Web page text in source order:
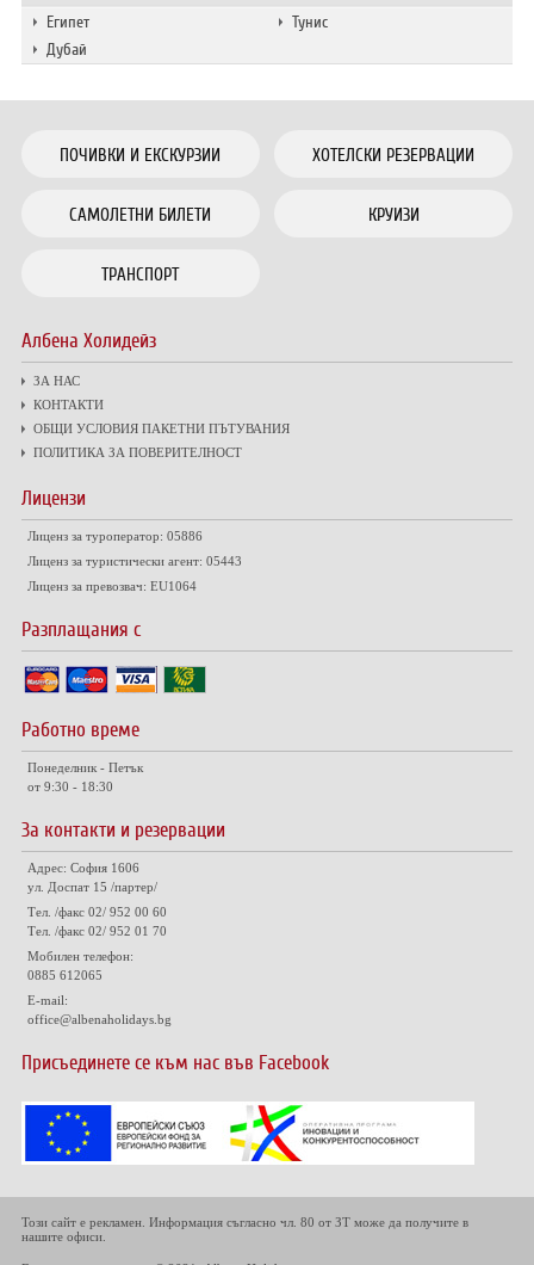
Египет
Тунис
Дубай
ПОЧИВКИ И ЕКСКУРЗИИ ХОТЕЛСКИ РЕЗЕРВАЦИИ
САМОЛЕТНИ БИЛЕТИ КРУИЗИ
ТРАНСПОРТ
Албена Холидейз
ЗА НАС
КОНТАКТИ
ОБЩИ УСЛОВИЯ ПАКЕТНИ ПЪТУВАНИЯ
ПОЛИТИКА ЗА ПОВЕРИТЕЛНОСТ
Лицензи
Лиценз за туроператор: 05886
Лиценз за туристически агент: 05443
Лиценз за превозвач: EU1064
Разплащания с
Работно време
Понеделник - Петък
от 9:30 - 18:30
За контакти и резервации
Адрес: София 1606
ул. Доспат 15 /партер/
Тел. /факс 02/ 952 00 60
Тел. /факс 02/ 952 01 70
Мобилен телефон:
0885 612065
E-mail:
office@albenaholidays.bg
Присъединете се към нас във Facebook
Този сайт е рекламен. Информация съгласно чл. 80 от ЗТ може да получите в
нашите офиси.